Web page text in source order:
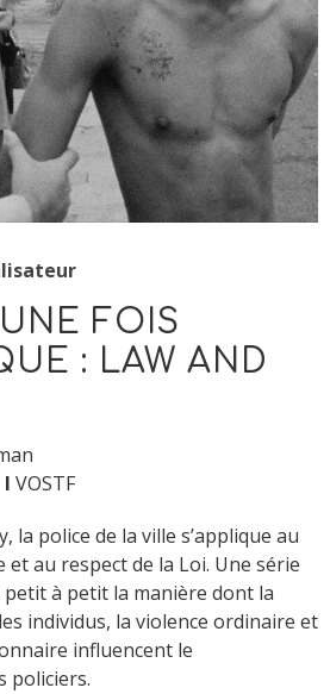
FOIS
: LAW AND
I VOSTF
la police de la ville s’applique au
et au respect de la Loi. Une série
petit à petit la manière dont la
individus, la violence ordinaire et
influencent le
policiers.